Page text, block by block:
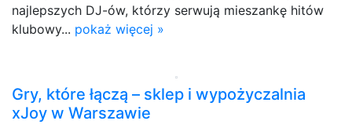
najlepszych DJ-ów, którzy serwują mieszankę hitów
klubowy... pokaż więcej »
Gry, które łączą – sklep i wypożyczalnia
xJoy w Warszawie